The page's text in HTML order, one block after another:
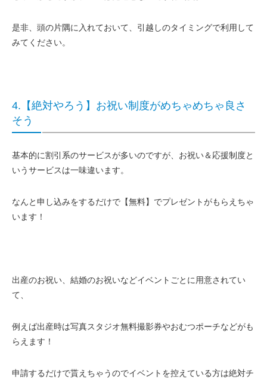
是非、頭の片隅に入れておいて、引越しのタイミングで利用して
みてください。
4.【絶対やろう】お祝い制度がめちゃめちゃ良さ
そう
基本的に割引系のサービスが多いのですが、お祝い＆応援制度と
いうサービスは一味違います。
なんと申し込みをするだけで【無料】でプレゼントがもらえちゃ
います！
出産のお祝い、結婚のお祝いなどイベントごとに用意されてい
て、
例えば出産時は写真スタジオ無料撮影券やおむつポーチなどがも
らえます！
申請するだけで貰えちゃうのでイベントを控えている方は絶対チ